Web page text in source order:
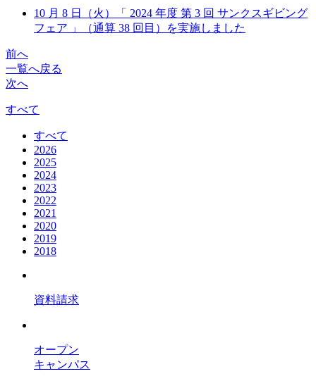
10 月 8 日（火）「 2024 年度 第 3 回 サンクスギビング
フェア 」（通算 38 回目）を実施しました
前へ
一覧へ戻る
次へ
すべて
すべて
2026
2025
2024
2023
2022
2021
2020
2019
2018
資料請求
オープン
キャンパス